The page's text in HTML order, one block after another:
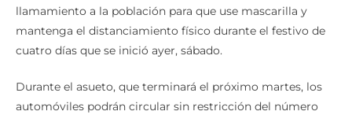
llamamiento a la población para que use mascarilla y
mantenga el distanciamiento físico durante el festivo de
cuatro días que se inició ayer, sábado.
Durante el asueto, que terminará el próximo martes, los
automóviles podrán circular sin restricción del número